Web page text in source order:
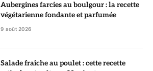
Aubergines farcies au boulgour : la recette
végétarienne fondante et parfumée
9 août 2026
Salade fraîche au poulet : cette recette